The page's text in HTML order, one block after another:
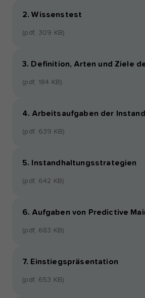
2. Wissenstest
(pdf, 309 KB)
3. Definition, Arten und Ziele
(pdf, 184 KB)
4. Arbeitsaufgaben der
(pdf, 639 KB)
5. Instandhaltungsstrategien
(pdf, 642 KB)
6. Aufgaben von Predictive
(pdf, 683 KB)
7. Einstiegspräsentation
(pdf, 653 KB)